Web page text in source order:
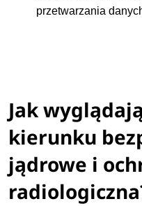
przetwarzania
Jak
kierunku
jądrowe i